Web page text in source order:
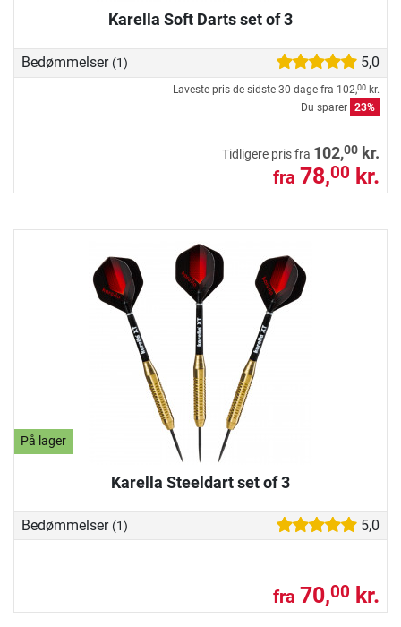
Karella Soft Darts set of 3
Bedømmelser (1) 5,0
Laveste pris de sidste 30 dage fra 102,00 kr.
Du sparer 23%
Tidligere pris fra 102,00 kr.
fra 78,00 kr.
På lager
Karella Steeldart set of 3
Bedømmelser (1) 5,0
fra 70,00 kr.